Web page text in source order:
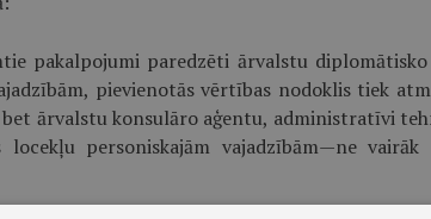
pakalpojumi paredzēti ārvalstu
pievienotās vērtības nodoklis tiek
ārvalstu konsulāro aģentu, administratīvi
personiskajām vajadzībām—ne